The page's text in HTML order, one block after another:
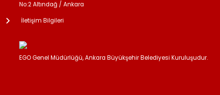
No:2 Altındağ / Ankara
İletişim Bilgileri
EGO Genel Müdürlüğü, Ankara Büyükşehir Belediyesi Kuruluşudur.